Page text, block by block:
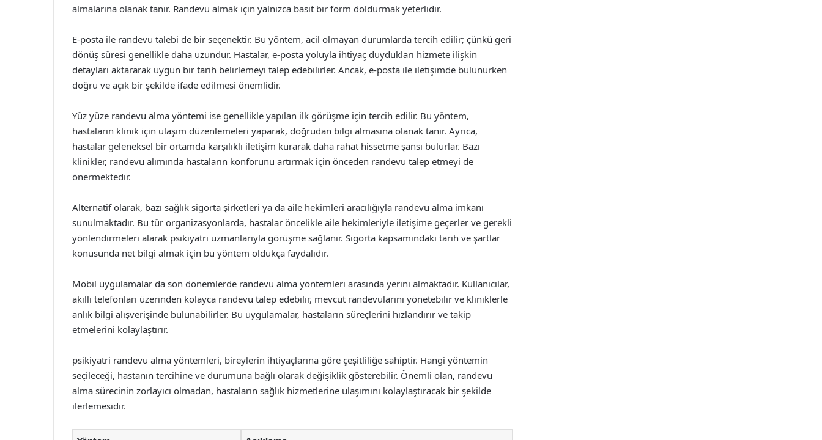
almalarına olanak tanır. Randevu almak için yalnızca basit bir form doldurmak yeterlidir.
E-posta ile randevu talebi de bir seçenektir. Bu yöntem, acil olmayan durumlarda tercih edilir; çünkü geri
dönüş süresi genellikle daha uzundur. Hastalar, e-posta yoluyla ihtiyaç duydukları hizmete ilişkin
detayları aktararak uygun bir tarih belirlemeyi talep edebilirler. Ancak, e-posta ile iletişimde bulunurken
doğru ve açık bir şekilde ifade edilmesi önemlidir.
Yüz yüze randevu alma yöntemi ise genellikle yapılan ilk görüşme için tercih edilir. Bu yöntem,
hastaların klinik için ulaşım düzenlemeleri yaparak, doğrudan bilgi almasına olanak tanır. Ayrıca,
hastalar geleneksel bir ortamda karşılıklı iletişim kurarak daha rahat hissetme şansı bulurlar. Bazı
klinikler, randevu alımında hastaların konforunu artırmak için önceden randevu talep etmeyi de
önermektedir.
Alternatif olarak, bazı sağlık sigorta şirketleri ya da aile hekimleri aracılığıyla randevu alma imkanı
sunulmaktadır. Bu tür organizasyonlarda, hastalar öncelikle aile hekimleriyle iletişime geçerler ve gerekli
yönlendirmeleri alarak psikiyatri uzmanlarıyla görüşme sağlanır. Sigorta kapsamındaki tarih ve şartlar
konusunda net bilgi almak için bu yöntem oldukça faydalıdır.
Mobil uygulamalar da son dönemlerde randevu alma yöntemleri arasında yerini almaktadır. Kullanıcılar,
akıllı telefonları üzerinden kolayca randevu talep edebilir, mevcut randevularını yönetebilir ve kliniklerle
anlık bilgi alışverişinde bulunabilirler. Bu uygulamalar, hastaların süreçlerini hızlandırır ve takip
etmelerini kolaylaştırır.
psikiyatri randevu alma yöntemleri, bireylerin ihtiyaçlarına göre çeşitliliğe sahiptir. Hangi yöntemin
seçileceği, hastanın tercihine ve durumuna bağlı olarak değişiklik gösterebilir. Önemli olan, randevu
alma sürecinin zorlayıcı olmadan, hastaların sağlık hizmetlerine ulaşımını kolaylaştıracak bir şekilde
ilerlemesidir.